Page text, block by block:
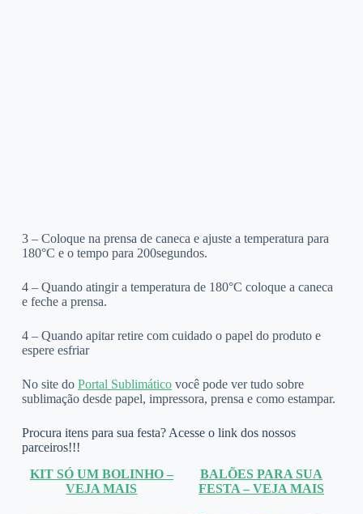
3 – Coloque na prensa de caneca e ajuste a temperatura para
180°C e o tempo para 200segundos.
4 – Quando atingir a temperatura de 180°C coloque a caneca
e feche a prensa.
4 – Quando apitar retire com cuidado o papel do produto e
espere esfriar
No site do Portal Sublimáticovocê pode ver tudo sobre
sublimação desde papel, impressora, prensa e como estampar.
Procura itens para sua festa? Acesse o link dos nossos
parceiros!!!
KIT SÓ UM BOLINHO –
VEJA MAIS
BALÕES PARA SUA
FESTA – VEJA MAIS